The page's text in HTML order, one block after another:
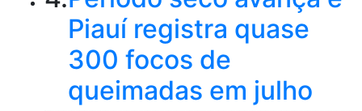
Piauí registra quase
300 focos de
queimadas em julho